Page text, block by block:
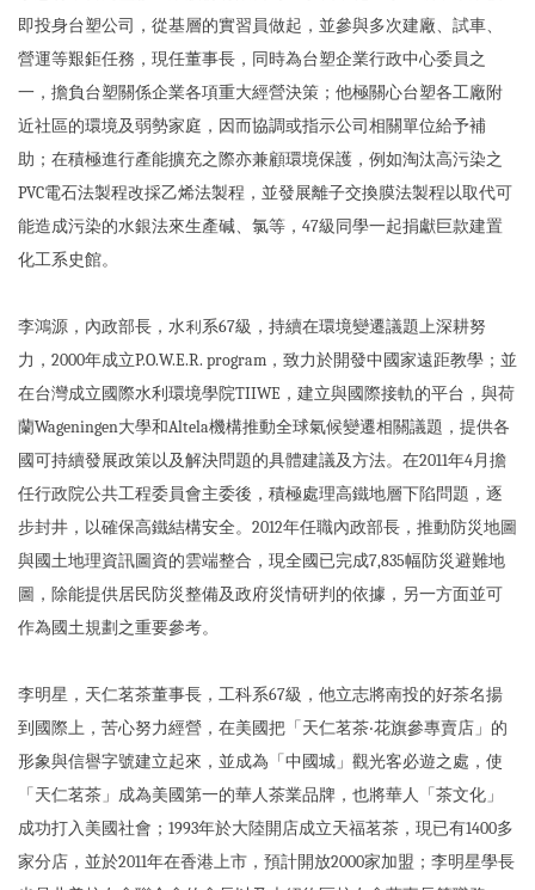
即投身台塑公司，從基層的實習員做起，並參與多次建廠、試車、
營運等艱鉅任務，現任董事長，同時為台塑企業行政中心委員之
一，擔負台塑關係企業各項重大經營決策；他極關心台塑各工廠附
近社區的環境及弱勢家庭，因而協調或指示公司相關單位給予補
助；在積極進行產能擴充之際亦兼顧環境保護，例如淘汰高污染之
PVC電石法製程改採乙烯法製程，並發展離子交換膜法製程以取代可
能造成污染的水銀法來生產碱、氯等，47級同學一起捐獻巨款建置
化工系史館。
李鴻源，內政部長，水利系67級，持續在環境變遷議題上深耕努
力，2000年成立P.O.W.E.R. program，致力於開發中國家遠距教學；並
在台灣成立國際水利環境學院TIIWE，建立與國際接軌的平台，與荷
蘭Wageningen大學和Altela機構推動全球氣候變遷相關議題，提供各
國可持續發展政策以及解決問題的具體建議及方法。在2011年4月擔
任行政院公共工程委員會主委後，積極處理高鐵地層下陷問題，逐
步封井，以確保高鐵結構安全。2012年任職內政部長，推動防災地圖
與國土地理資訊圖資的雲端整合，現全國已完成7,835幅防災避難地
圖，除能提供居民防災整備及政府災情研判的依據，另一方面並可
作為國土規劃之重要參考。
李明星，天仁茗茶董事長，工科系67級，他立志將南投的好茶名揚
到國際上，苦心努力經營，在美國把「天仁茗茶‧花旗參專賣店」的
形象與信譽字號建立起來，並成為「中國城」觀光客必遊之處，使
「天仁茗茶」成為美國第一的華人茶業品牌，也將華人「茶文化」
成功打入美國社會；1993年於大陸開店成立天福茗茶，現已有1400多
家分店，並於2011年在香港上市，預計開放2000家加盟；李明星學長